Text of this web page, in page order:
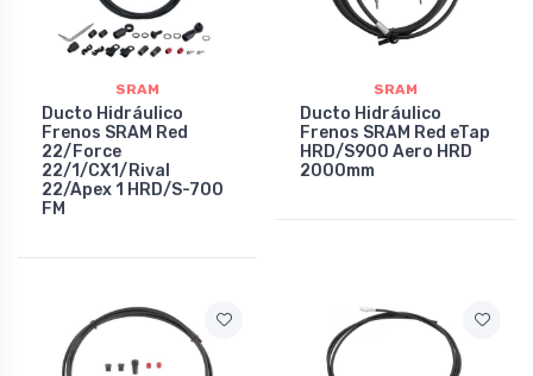
SRAM
Ducto Hidráulico
Frenos SRAM Red
22/Force
22/1/CX1/Rival
22/Apex 1 HRD/S-700
FM
SRAM
Ducto Hidráulico
Frenos SRAM Red eTap
HRD/S900 Aero HRD
2000mm